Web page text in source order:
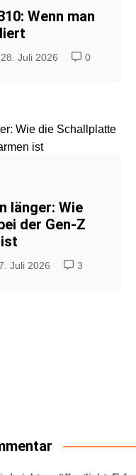
Wenn man
28. Juli 2026 0
länger: Wie
der Gen-Z
Juli 2026 3